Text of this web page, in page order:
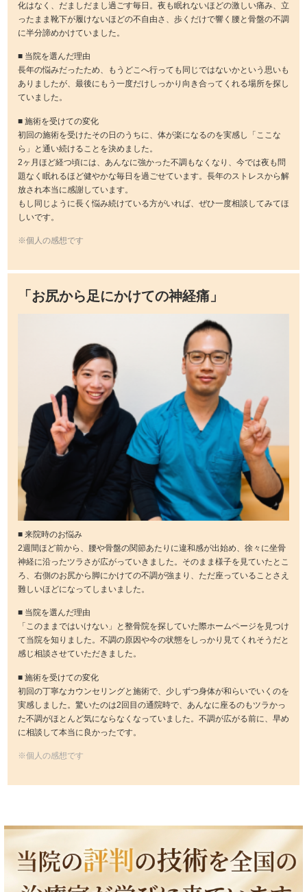
化はなく、だましだまし過ごす毎日。夜も眠れないほどの激しい痛み、立
ったまま靴下が履けないほどの不自由さ、歩くだけで響く腰と骨盤の不調
に半分諦めかけていました。
■ 当院を選んだ理由
長年の悩みだったため、もうどこへ行っても同じではないかという思いも
ありましたが、最後にもう一度だけしっかり向き合ってくれる場所を探し
ていました。
■ 施術を受けての変化
初回の施術を受けたその日のうちに、体が楽になるのを実感し「ここな
ら」と通い続けることを決めました。
2ヶ月ほど経つ頃には、あんなに強かった不調もなくなり、今では夜も問
題なく眠れるほど健やかな毎日を過ごせています。長年のストレスから解
放され本当に感謝しています。
もし同じように長く悩み続けている方がいれば、ぜひ一度相談してみてほ
しいです。
※個人の感想です
「お尻から足にかけての神経痛」
■ 来院時のお悩み
2週間ほど前から、腰や骨盤の関節あたりに違和感が出始め、徐々に坐骨
神経に沿ったツラさが広がっていきました。そのまま様子を見ていたとこ
ろ、右側のお尻から脚にかけての不調が強まり、ただ座っていることさえ
難しいほどになってしまいました。
■ 当院を選んだ理由
「このままではいけない」と整骨院を探していた際ホームページを見つけ
て当院を知りました。不調の原因や今の状態をしっかり見てくれそうだと
感じ相談させていただきました。
■ 施術を受けての変化
初回の丁寧なカウンセリングと施術で、少しずつ身体が和らいでいくのを
実感しました。驚いたのは2回目の通院時で、あんなに座るのもツラかっ
た不調がほとんど気にならなくなっていました。不調が広がる前に、早め
に相談して本当に良かったです。
※個人の感想です